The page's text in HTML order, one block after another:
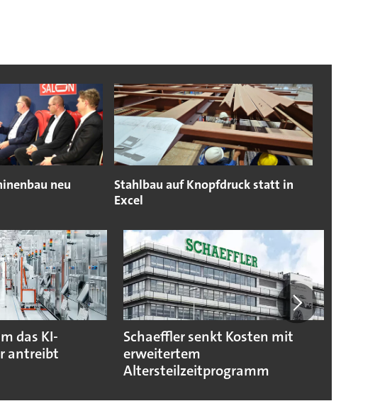
neu
Stahlbau auf Knopfdruck statt in
Excel
das KI-
antreibt
Schaeffler senkt Kosten mit
erweitertem
Altersteilzeitprogramm